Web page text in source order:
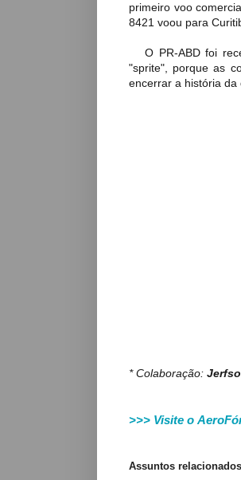
primeiro voo
8421 voou para
O PR-ABD foi
"sprite", porque as
encerrar a história da
* Colaboração:
>>> Visite o
Assuntos